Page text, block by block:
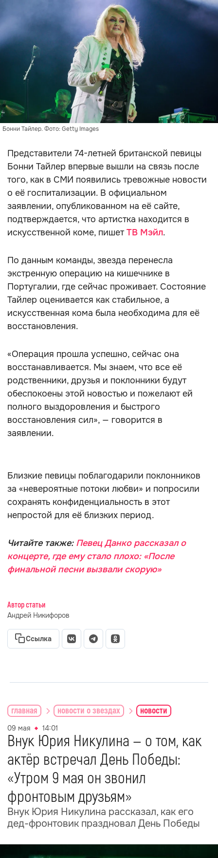
Бонни Тайлер. Фото: Getty Images
Представители 74-летней британской певицы
Бонни Тайлер впервые вышли на связь после
того, как в СМИ появились тревожные новости
о её госпитализации. В официальном
заявлении, опубликованном на её сайте,
подтверждается, что артистка находится в
искусственной коме, пишетТВ Мэйл.
По данным команды, звезда перенесла
экстренную операцию на кишечнике в
Португалии, где сейчас проживает. Состояние
Тайлер оценивается как стабильное, а
искусственная кома была необходима для её
восстановления.
«Операция прошла успешно, сейчас она
восстанавливается. Мы знаем, что все её
родственники, друзья и поклонники будут
обеспокоены этой новостью и пожелают ей
полного выздоровления и быстрого
восстановления сил», — говорится в
заявлении.
Близкие певицы поблагодарили поклонников
за «невероятные потоки любви» и попросили
сохранять конфиденциальность в этот
непростой для её близких период.
Читайте также: Певец Данко рассказал о
концерте, где ему стало плохо: «После
финальной песни вызвали скорую»
Автор статьи
Андрей Никифоров
Ссылка
главная новости о звездах новости
09 мая 14:01
Внук Юрия Никулина — о том, как
актёр встречал День Победы:
«Утром 9 мая он звонил
фронтовым друзьям»
Внук Юрия Никулина рассказал, как его
дед-фронтовик праздновал День Победы